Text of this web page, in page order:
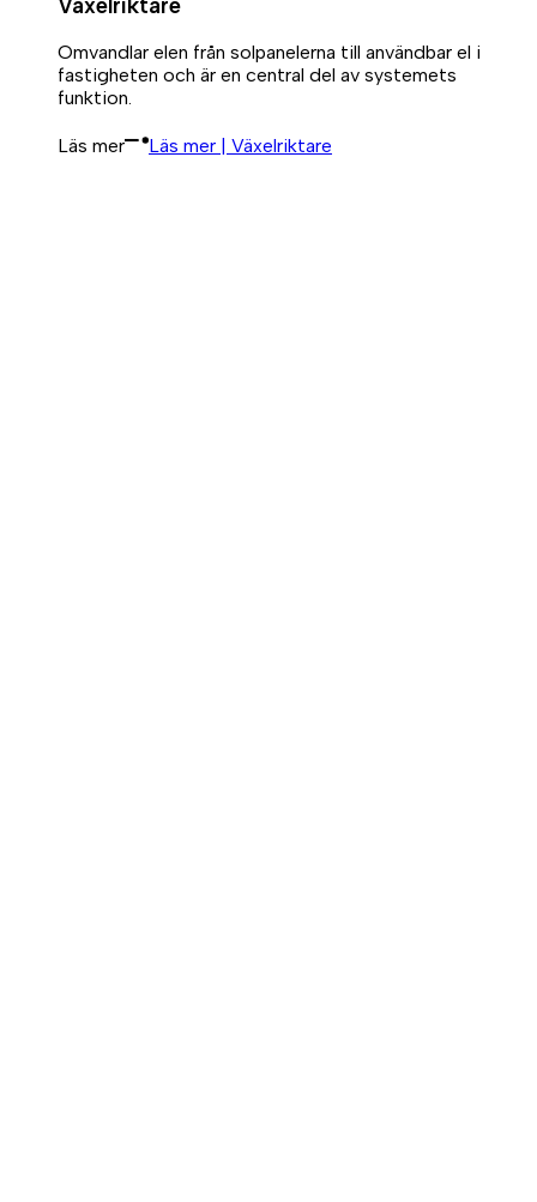
Omvandlar elen från solpanelerna till användbar el i
fastigheten och är en central del av systemets
funktion.
Läs mer Läs mer | Växelriktare